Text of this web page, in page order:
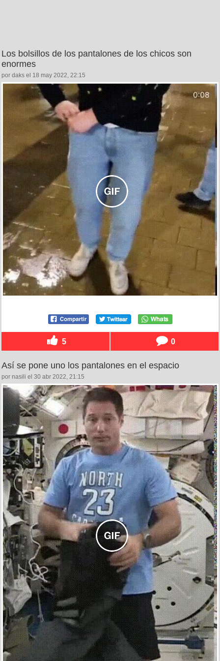
Los bolsillos de los pantalones de los chicos son
enormes
por daks el 18 may 2022, 22:15
5 0
Así se pone uno los pantalones en el espacio
por nasili el 30 abr 2022, 21:15